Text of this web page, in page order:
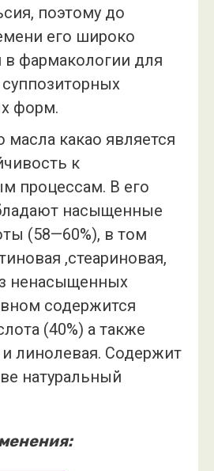
поэтому до
его широко
в фармакологии для
форм.
какао является
к
процессам. В его
насыщенные
(58—60%), в том
,стеариновая,
ненасыщенных
содержится
(40%) а также
линолевая. Содержит
натуральный